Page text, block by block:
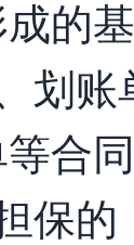
的
划
合
保